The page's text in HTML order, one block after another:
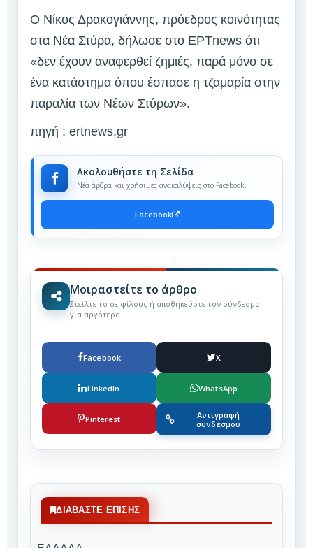
Ο Νίκος Δρακογιάννης, πρόεδρος κοινότητας
στα Νέα Στύρα, δήλωσε στο ΕΡΤnews ότι
«δεν έχουν αναφερθεί ζημιές, παρά μόνο σε
ένα κατάστημα όπου έσπασε η τζαμαρία στην
παραλία των Νέων Στύρων».
πηγή : ertnews.gr
Ακολουθήστε τη Σελίδα
Νέα άρθρα και χρήσιμες ανακαλύψεις στο Facebook.
Facebook
Μοιραστείτε το άρθρο
Στείλτε το σε φίλους ή αποθηκεύστε τον σύνδεσμο
για αργότερα.
Facebook X
LinkedIn WhatsApp
Pinterest
Αντιγραφή
συνδέσμου
ΔΙΑΒΆΣΤΕ ΕΠΊΣΗΣ